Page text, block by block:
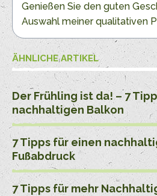
Genießen Sie den guten
Auswahl meiner qualitativen
ÄHNLICHE ARTIKEL
Der Frühling ist da! – 7
nachhaltigen Balkon
7 Tipps für einen
Fußabdruck
7 Tipps für mehr